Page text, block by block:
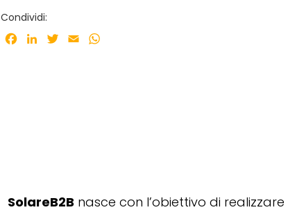
Condividi:
Facebook
LinkedInTwitter
Email
SolareB2B nasce con l’obiettivo di